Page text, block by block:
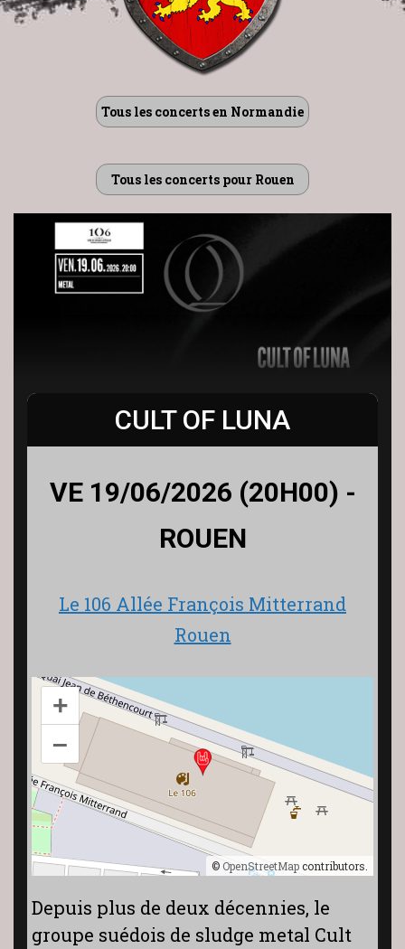
Tous les concerts en Normandie
Tous les concerts pour Rouen
CULT OF LUNA
VE 19/06/2026 (20H00) -
ROUEN
Le 106 Allée François Mitterrand
Rouen
+
–
© OpenStreetMapcontributors.
Depuis plus de deux décennies, le
groupe suédois de sludge metal Cult